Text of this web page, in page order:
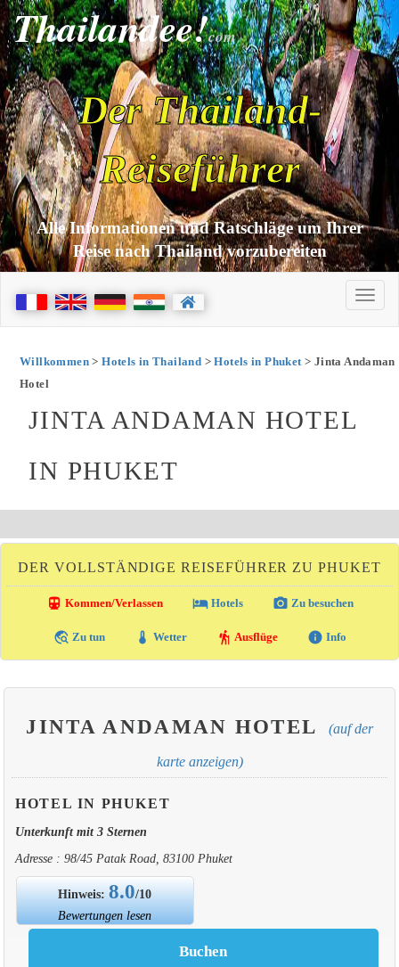
Thailandee!com
Der Thailand-
Reiseführer
Alle Informationen und Ratschläge um Ihrer
Reise nach Thailand vorzubereiten
Willkommen>Hotels in Thailand >Hotels in Phuket> Jinta Andaman
Hotel
JINTA ANDAMAN HOTEL
IN PHUKET
DER VOLLSTÄNDIGE REISEFÜHRER ZU PHUKET
directions_transit Kommen/Verlassen local_hotelHotels photo_camera Zu besuchen
travel_explore Zu tun thermostat Wetter hiking Ausflüge info Info
JINTA ANDAMAN HOTEL (auf der
karte anzeigen)
HOTEL IN PHUKET
Unterkunft mit 3 Sternen
Adresse : 98/45 Patak Road, 83100 Phuket
Hinweis:8.0/10
Bewertungen lesen